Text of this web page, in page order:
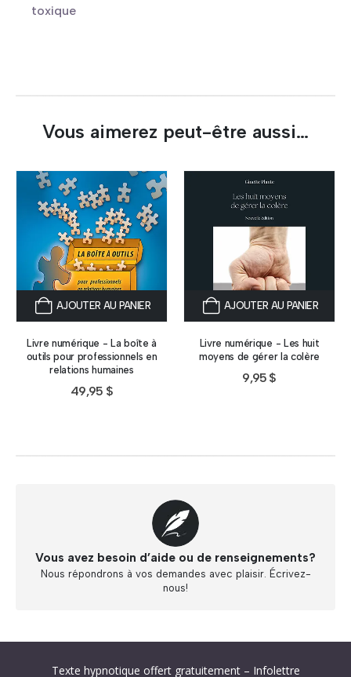
toxique
Vous aimerez peut-être aussi…
AJOUTER AU PANIER
Livre numérique - La boîte à
outils pour professionnels en
relations humaines
49,95 $
AJOUTER AU PANIER
Livre numérique - Les huit
moyens de gérer la colère
9,95 $
Vous avez besoin d’aide ou de renseignements?
Nous répondrons à vos demandes avec plaisir. Écrivez-
nous!
Texte hypnotique offert gratuitement – Infolettre